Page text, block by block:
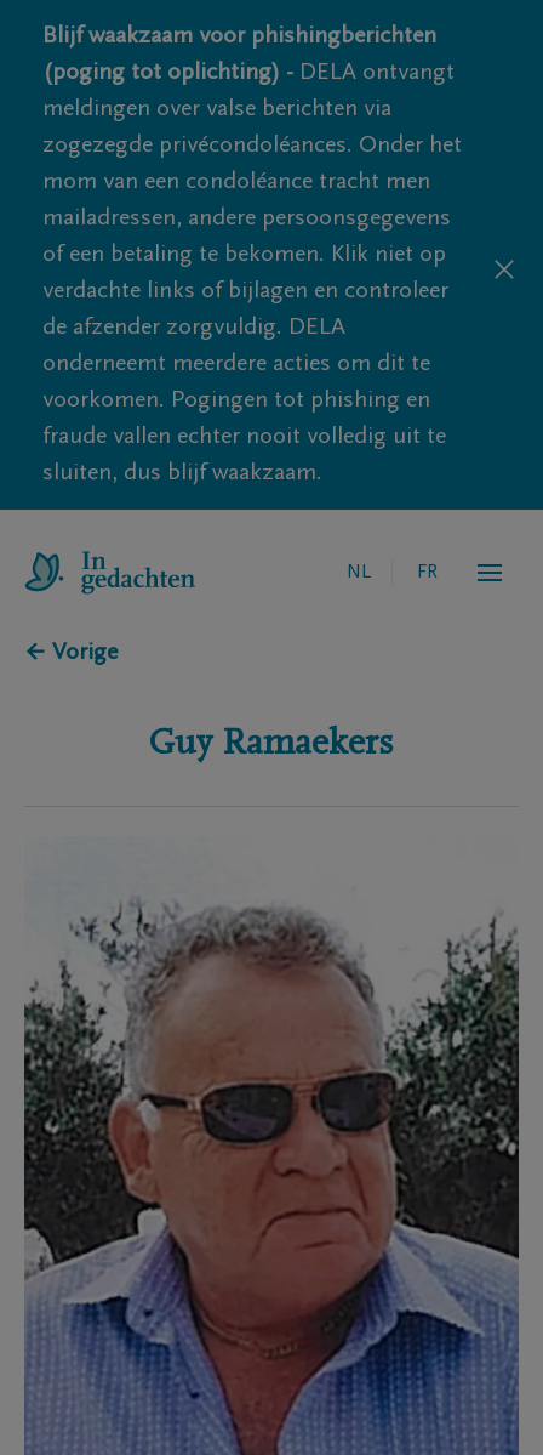
Blijf waakzaam voor phishingberichten
(poging tot oplichting) - DELA ontvangt
meldingen over valse berichten via
zogezegde privécondoléances. Onder het
mom van een condoléance tracht men
mailadressen, andere persoonsgegevens
of een betaling te bekomen. Klik niet op
verdachte links of bijlagen en controleer
de afzender zorgvuldig. DELA
onderneemt meerdere acties om dit te
voorkomen. Pogingen tot phishing en
fraude vallen echter nooit volledig uit te
sluiten, dus blijf waakzaam.
NL FR
← Vorige
Guy Ramaekers